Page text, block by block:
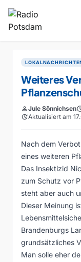
Weiteres
personJule Sönnichsen
updateAktualisiert am
Nach dem
eines weiteren
Das Insektizid
zum Schutz vor
steht aber auch
Dieser Meinung
Brandenburgs
grundsätzliches
Man solle eher